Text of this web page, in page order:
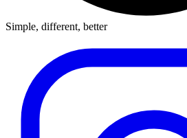
Simple, different, better